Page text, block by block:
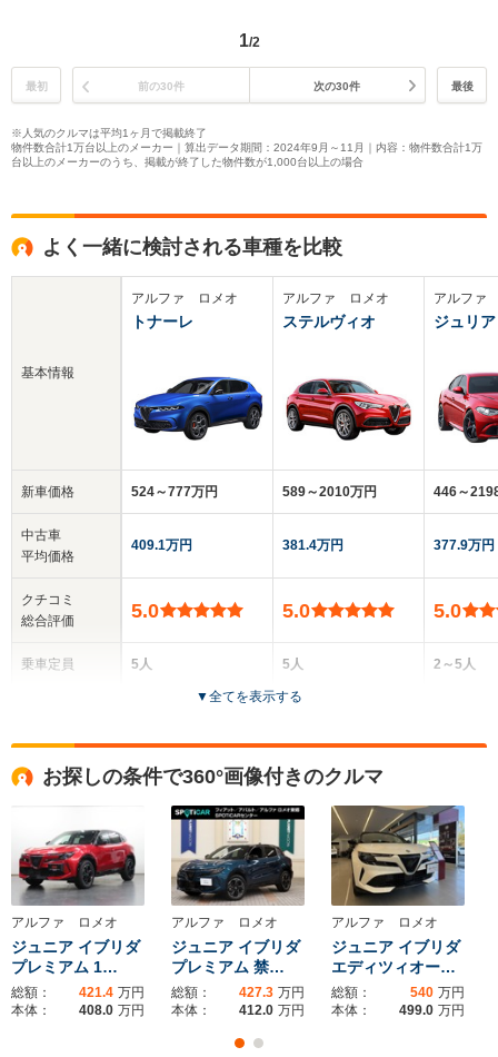
1/2
最初 前の30件 次の30件 最後
※人気のクルマは平均1ヶ月で掲載終了
物件数合計1万台以上のメーカー｜算出データ期間：2024年9月～11月｜内容：物件数合計1万
台以上のメーカーのうち、掲載が終了した物件数が1,000台以上の場合
よく一緒に検討される車種を比較
基本情報
新車価格
中古車
平均価格
クチコミ
総合評価
乗車定員
サイズ
(全長x全幅x全高)
アルファ ロメオ
トナーレ
524～777万円
409.1万円
5.0
5人
1.6m～1.62m
全幅
1.84m
全長
4.52m～4.53m
ホイールベース
-m
アルファ ロメオ
ステルヴィオ
589～2010万円
381.4万円
5.0
5人
5ドア
全高
1.68m
全幅
1.91m～1.96m
全長
4.69m～4.7m
ホイールベース
-m
アルファ
ジュリア
446～
377.9万円
5.0
2～5人
全幅
4.64m
ホイー
▼全てを表示する
お探しの条件で360°画像付きのクルマ
アルファ ロメオ
ジュニア イブリダ
プレミアム 1…
総額： 421.4 万円
本体：
408.0 万円
アルファ ロメオ
ジュニア イブリダ
プレミアム 禁…
総額： 427.3 万円
本体：
412.0 万円
アルファ ロメオ
ジュニア イブリダ
エディツィオー…
総額： 540 万円
本体：
499.0 万円